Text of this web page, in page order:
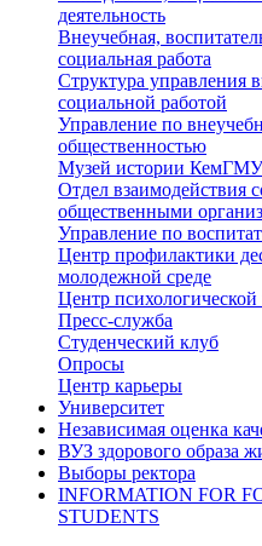
деятельность
Внеучебная,
социальная работа
Структура управления
социальной работой
Управление по
общественностью
Музей истории КемГМУ
Отдел взаимодействия
общественными
Управление по
Центр профилактики
молодежной среде
Центр
Пресс-служба
Студенческий клуб
Опросы
Центр карьеры
Университет
Независимая оценка
ВУЗ здорового образа
Выборы ректора
INFORMATION FOR
STUDENTS